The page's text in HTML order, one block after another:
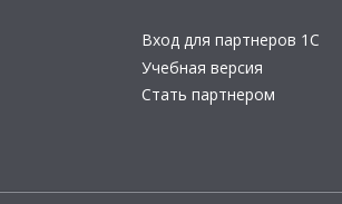
Вход для партнеров 1С
Учебная версия
Стать партнером